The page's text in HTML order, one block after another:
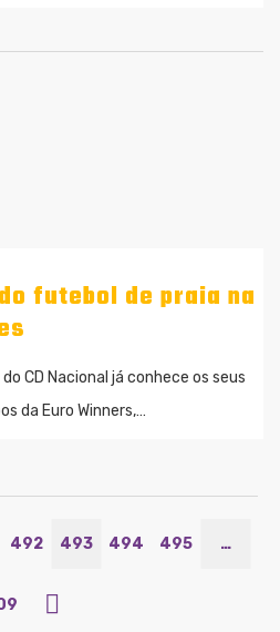
futebol de praia na
CD Nacional já conhece os seus
da Euro Winners,…
492 493 494 495 …